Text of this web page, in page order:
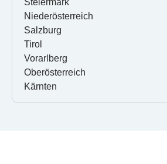
Steiermark
Niederösterreich
Salzburg
Tirol
Vorarlberg
Oberösterreich
Kärnten